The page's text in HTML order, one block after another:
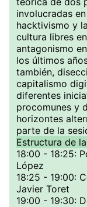
involucradas
hacktivismo y
cultura libres
antagonismo
los últimos
también,
capitalismo
diferentes
procomunes y
horizontes
parte de la
Estructura de
18:00 - 18:25:
López
18:25 - 19:00:
Javier Toret
19:00 - 19:30: